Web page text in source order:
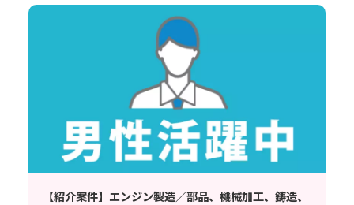
【紹介案件】エンジン製造／部品、機械加工、鋳造、